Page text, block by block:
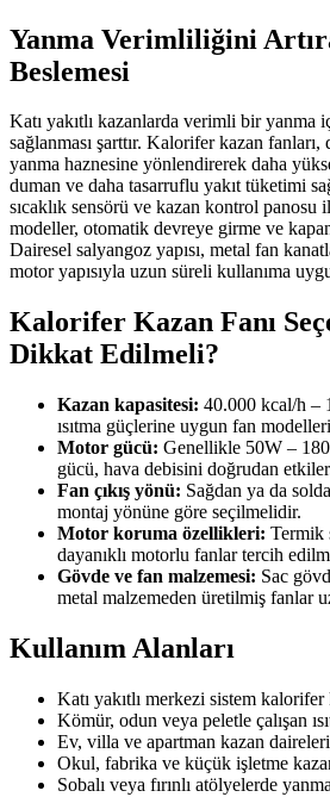
Yanma Verimliliğini
Beslemesi
Katı yakıtlı kazanlarda verimli bir yanma
sağlanması şarttır. Kalorifer kazan fanları,
yanma haznesine yönlendirerek daha
duman ve daha tasarruflu yakıt tüketimi
sıcaklık sensörü ve kazan kontrol panosu
modeller, otomatik devreye girme ve
Dairesel salyangoz yapısı, metal fan
motor yapısıyla uzun süreli kullanıma
Kalorifer Kazan Fanı
Dikkat Edilmeli?
Kazan kapasitesi: 40.000 kcal/h –
ısıtma güçlerine uygun fan
Motor gücü: Genellikle 50W –
gücü, hava debisini doğrudan
Fan çıkış yönü: Sağdan ya da
montaj yönüne göre seçilmelidir.
Motor koruma özellikleri: Termik
dayanıklı motorlu fanlar tercih
Gövde ve fan malzemesi: Sac
metal malzemeden üretilmiş fanlar
Kullanım Alanları
Katı yakıtlı merkezi sistem kalorifer
Kömür, odun veya peletle çalışan
Ev, villa ve apartman kazan daireleri
Okul, fabrika ve küçük işletme
Sobalı veya fırınlı atölyelerde